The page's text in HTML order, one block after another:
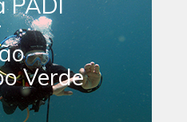
Verde